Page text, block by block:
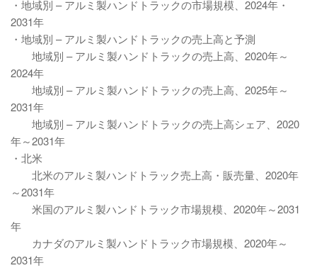
・地域別 – アルミ製ハンドトラックの市場規模、2024年・
2031年
・地域別 – アルミ製ハンドトラックの売上高と予測
地域別 – アルミ製ハンドトラックの売上高、2020年～
2024年
地域別 – アルミ製ハンドトラックの売上高、2025年～
2031年
地域別 – アルミ製ハンドトラックの売上高シェア、2020
年～2031年
・北米
北米のアルミ製ハンドトラック売上高・販売量、2020年
～2031年
米国のアルミ製ハンドトラック市場規模、2020年～2031
年
カナダのアルミ製ハンドトラック市場規模、2020年～
2031年